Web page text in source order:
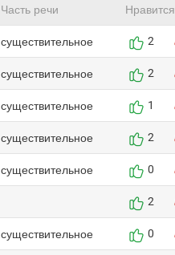
Часть речи Нравится
существительное 2
существительное 2
существительное 1
существительное 2
существительное 0
2
существительное 0